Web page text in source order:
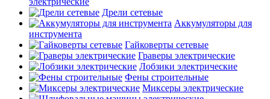
Дрели сетевые
Аккумуляторы для
инструмента
Гайковерты сетевые
Граверы электрические
Лобзики электрические
Фены строительные
Миксеры электрические